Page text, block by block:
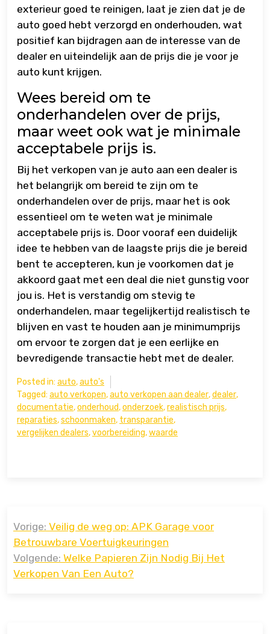
exterieur goed te reinigen, laat je zien dat je de
auto goed hebt verzorgd en onderhouden, wat
positief kan bijdragen aan de interesse van de
dealer en uiteindelijk aan de prijs die je voor je
auto kunt krijgen.
Wees bereid om te
onderhandelen over de prijs,
maar weet ook wat je minimale
acceptabele prijs is.
Bij het verkopen van je auto aan een dealer is
het belangrijk om bereid te zijn om te
onderhandelen over de prijs, maar het is ook
essentieel om te weten wat je minimale
acceptabele prijs is. Door vooraf een duidelijk
idee te hebben van de laagste prijs die je bereid
bent te accepteren, kun je voorkomen dat je
akkoord gaat met een deal die niet gunstig voor
jou is. Het is verstandig om stevig te
onderhandelen, maar tegelijkertijd realistisch te
blijven en vast te houden aan je minimumprijs
om ervoor te zorgen dat je een eerlijke en
bevredigende transactie hebt met de dealer.
Posted in: auto,auto's
Tagged: auto verkopen,auto verkopen aan dealer,dealer,
documentatie,onderhoud,onderzoek,realistisch prijs,
reparaties,schoonmaken, transparantie,
vergelijken dealers,voorbereiding,waarde
navigatie
Vorige: Veilig de weg op: APK Garage voor
Betrouwbare Voertuigkeuringen
Volgende: Welke Papieren Zijn Nodig Bij Het
Verkopen Van Een Auto?